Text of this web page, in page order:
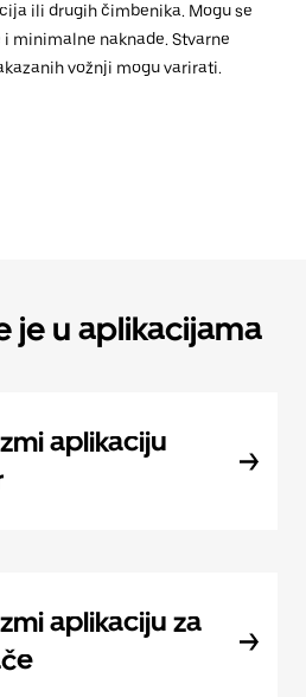
ili drugih čimbenika. Mogu se
minimalne naknade. Stvarne
vožnji mogu varirati.
je u aplikacijama
aplikaciju
aplikaciju za